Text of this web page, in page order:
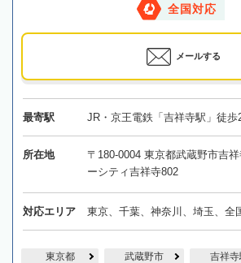
全国対応
メールする
最寄駅 JR・京王電鉄「吉祥寺駅」徒歩
所在地
〒180-0004 東京都武蔵野市吉
ーシティ吉祥寺802
対応エリア 東京、千葉、神奈川、埼玉、全
東京都 武蔵野市 吉祥寺